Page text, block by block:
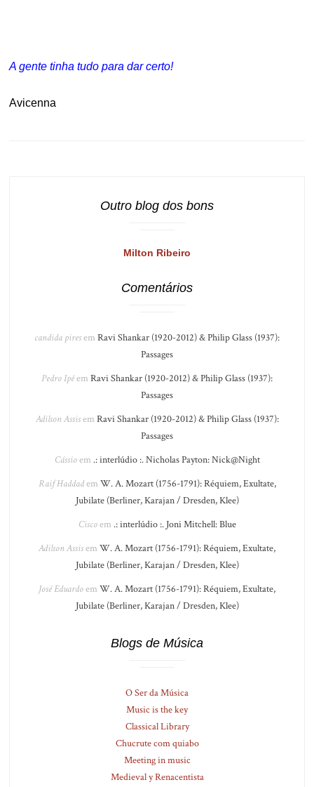
A gente tinha tudo para dar certo!
Avicenna
Outro blog dos bons
Milton Ribeiro
Comentários
candida piresem Ravi Shankar (1920-2012) & Philip Glass (1937):
Passages
Pedro Ipêem Ravi Shankar (1920-2012) & Philip Glass (1937):
Passages
Adilson Assisem Ravi Shankar (1920-2012) & Philip Glass (1937):
Passages
Cássioem .: interlúdio :. Nicholas Payton: Nick@Night
Raif Haddadem W. A. Mozart (1756-1791): Réquiem, Exultate,
Jubilate (Berliner, Karajan / Dresden, Klee)
Ciscoem .: interlúdio :. Joni Mitchell: Blue
Adilson Assisem W. A. Mozart (1756-1791): Réquiem, Exultate,
Jubilate (Berliner, Karajan / Dresden, Klee)
José Eduardoem W. A. Mozart (1756-1791): Réquiem, Exultate,
Jubilate (Berliner, Karajan / Dresden, Klee)
Blogs de Música
O Ser da Música
Music is the key
Classical Library
Chucrute com quiabo
Meeting in music
Medieval y Renacentista